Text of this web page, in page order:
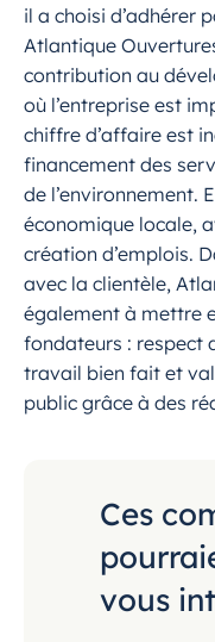
il a choisi d’adhérer
Atlantique
contribution au
où l’entreprise est
chiffre d’affaire est
financement des
de l’environnement.
économique locale,
création d’emplois.
avec la clientèle,
également à mettre
fondateurs : respect
travail bien fait et
public grâce à des
Ces
vous